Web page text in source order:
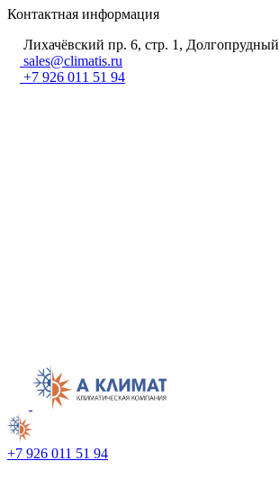
Контактная информация
Лихачёвский пр. 6, стр. 1, Долгопрудный
sales@climatis.ru
+7 926 011 51 94
+7 926 011 51 94